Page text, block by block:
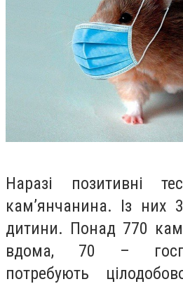
Наразі позитивні
кам’янчанина. Із них
дитини. Понад 770
вдома, 70 –
потребують